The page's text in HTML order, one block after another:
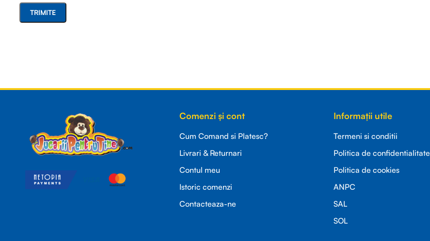
Comenzi și cont
Cum Comand si Platesc?
Livrari & Returnari
Contul meu
Istoric comenzi
Contacteaza-ne
Informații utile
Termeni si conditii
Politica de confidentialitate
Politica de cookies
ANPC
SAL
SOL